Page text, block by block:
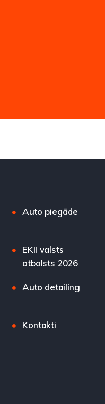
Auto piegāde
EKII valsts
atbalsts 2026
Auto detailing
Kontakti